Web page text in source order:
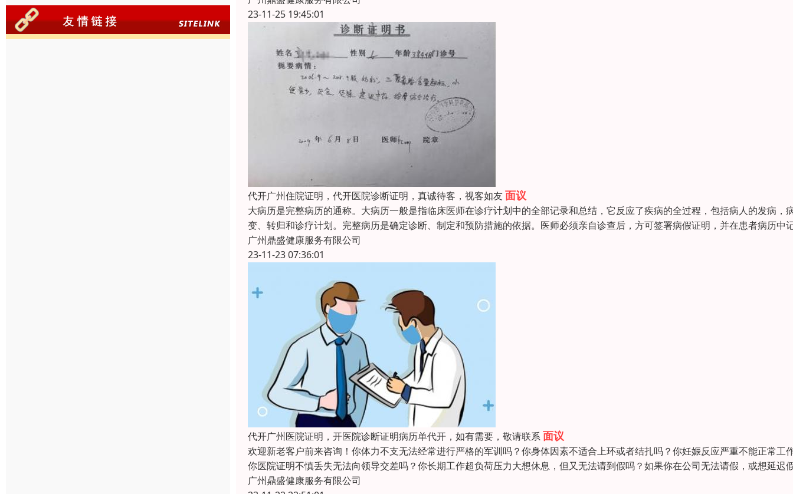
23-11-25 19:45:01
代开广州住院证明，代开医院诊断证明，真诚待客，视客如友面议
大病历是完整病历的通称。大病历一般是指临床医师在诊疗计划中的全部记录和总结，它反应了疾病的全过程，包括病人的发病，
变、转归和诊疗计划。完整病历是确定诊断、制定和预防措施的依据。医师必须亲自诊查后，方可签署病假证明，并在患者病历中
广州鼎盛健康服务有限公司
23-11-23 07:36:01
代开广州医院证明，开医院诊断证明病历单代开，如有需要，敬请联系面议
欢迎新老客户前来咨询！你体力不支无法经常进行严格的军训吗？你身体因素不适合上环或者结扎吗？你妊娠反应严重不能正常工
你医院证明不慎丢失无法向领导交差吗？你长期工作超负荷压力大想休息，但又无法请到假吗？如果你在公司无法请假，或想延迟
广州鼎盛健康服务有限公司